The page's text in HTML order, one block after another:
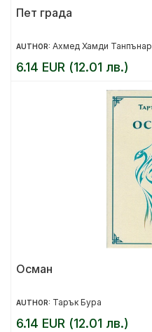
Пет града
AUTHOR: Ахмед Хамди Танпънар
6.14 EUR (12.01 лв.)
Осман
AUTHOR: Тарък Бура
6.14 EUR (12.01 лв.)